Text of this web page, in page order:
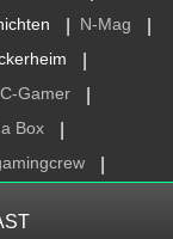
N-Mag
Gamer
Box